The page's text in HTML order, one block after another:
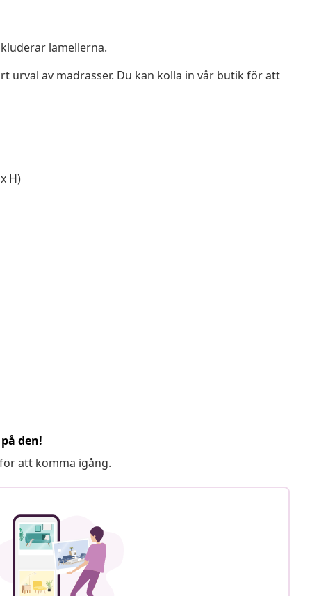
lamellerna.
urval av madrasser. Du kan kolla in vår butik för att
H)
den!
att komma igång.